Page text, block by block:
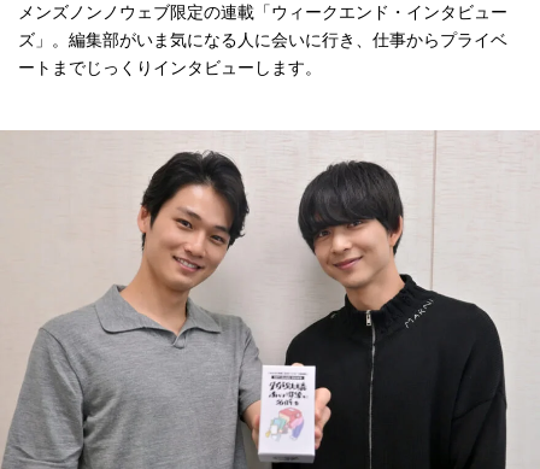
メンズノンノウェブ限定の連載「ウィークエンド・インタビュー
ズ」。編集部がいま気になる人に会いに行き、仕事からプライベ
ートまでじっくりインタビューします。